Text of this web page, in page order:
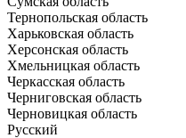
Тернопольская область
Харьковская область
Херсонская область
Хмельницкая область
Черкасская область
Черниговская область
Черновицкая область
Русский